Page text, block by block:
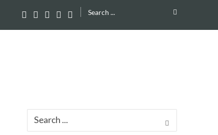
Search
for:
Search